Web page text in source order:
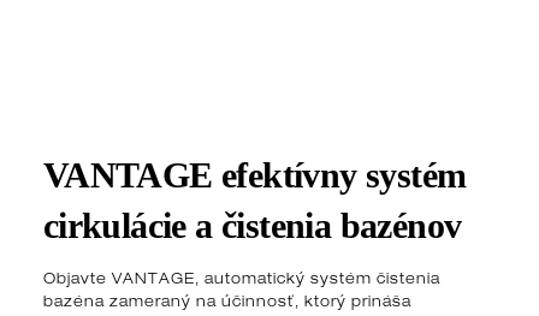
VANTAGE efektívny systém
cirkulácie a čistenia bazénov
Objavte VANTAGE, automatický systém čistenia
bazéna zameraný na účinnosť, ktorý prináša